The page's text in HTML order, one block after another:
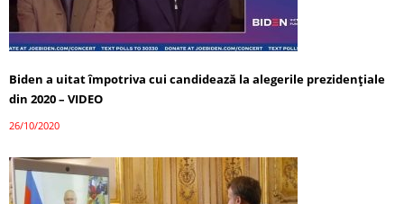
Biden a uitat împotriva cui candidează la alegerile prezidențiale
din 2020 – VIDEO
26/10/2020